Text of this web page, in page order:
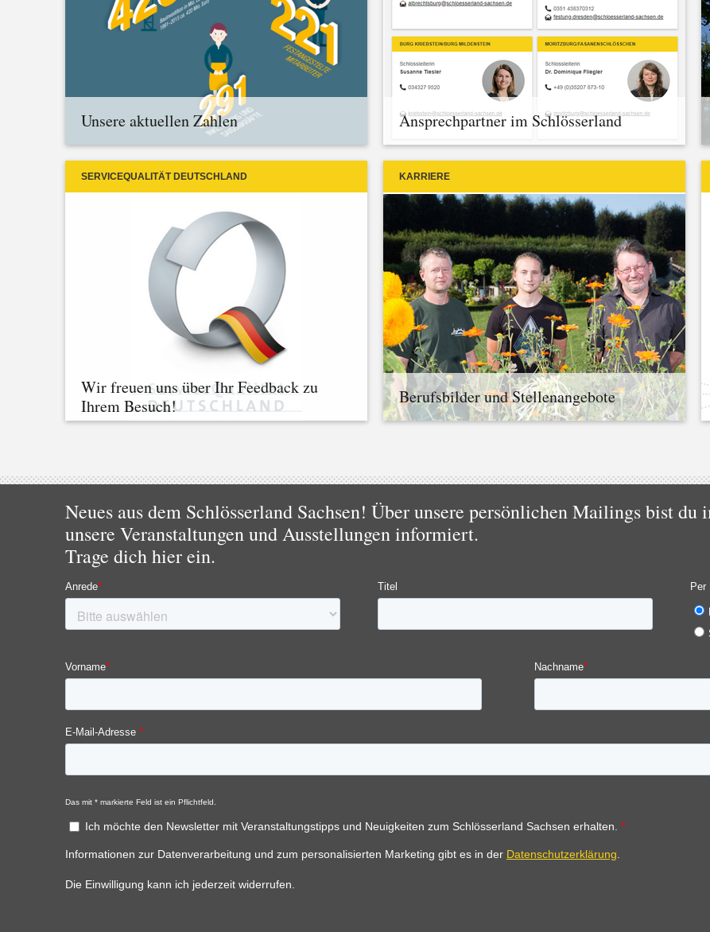
Unsere aktuellen Zahlen
SERVICEQUALITÄT DEUTSCHLAND
Wir freuen uns über Ihr Feedback zu
Ihrem Besuch!
Ansprechpartner im Schlösserland
KARRIERE
Berufsbilder und Stellenangebote
Neues aus dem Schlösserland Sachsen! Über unsere persönlichen Mailings bist
unsere Veranstaltungen und Ausstellungen informiert.
Trage dich hier ein.